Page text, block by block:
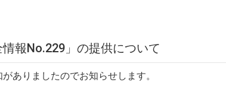
報No.229」の提供について
ありましたのでお知らせします。